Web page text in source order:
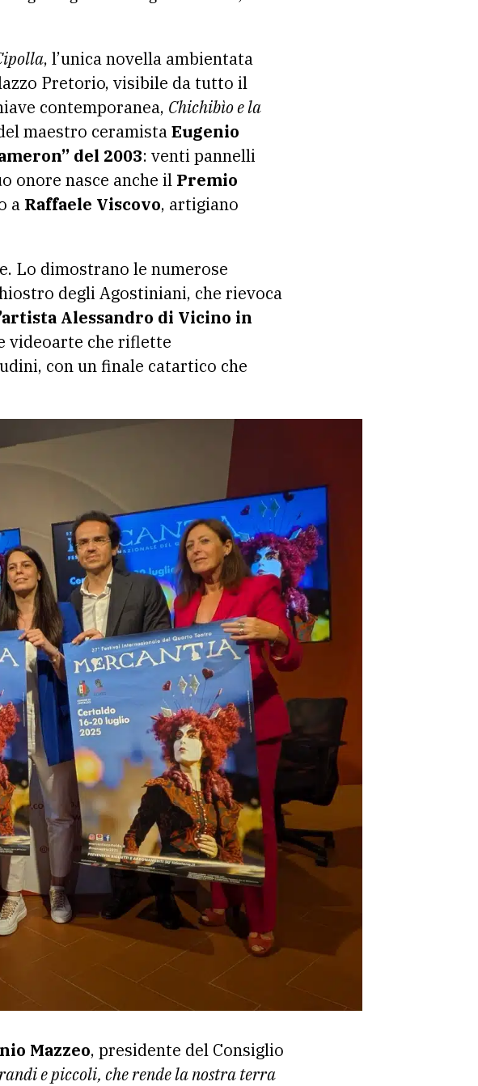
, l’unica novella ambientata
Pretorio, visibile da tutto il
contemporanea, Chichibìo e la
maestro ceramistaEugenio
del 2003: venti pannelli
onore nasce anche il Premio
a Raffaele Viscovo, artigiano
Lo dimostrano le numerose
degli Agostiniani, che rievoca
Alessandro di Vicino in
videoarte che riflette
con un finale catartico che
Mazzeo, presidente del Consiglio
e piccoli, che rende la nostra terra